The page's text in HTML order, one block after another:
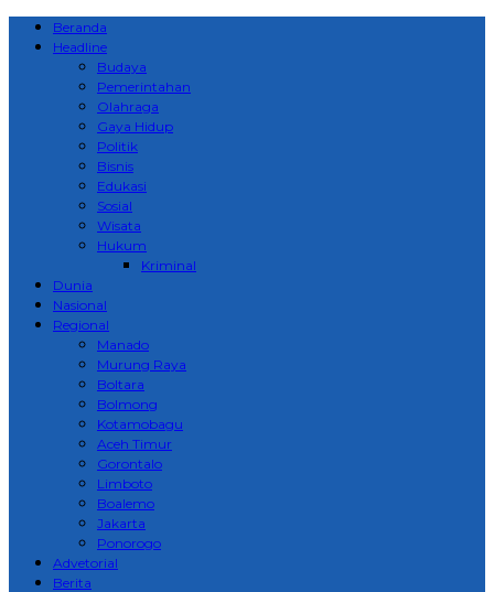
Beranda
Headline
Budaya
Pemerintahan
Olahraga
Gaya Hidup
Politik
Bisnis
Edukasi
Sosial
Wisata
Hukum
Kriminal
Dunia
Nasional
Regional
Manado
Murung Raya
Boltara
Bolmong
Kotamobagu
Aceh Timur
Gorontalo
Limboto
Boalemo
Jakarta
Ponorogo
Advetorial
Berita